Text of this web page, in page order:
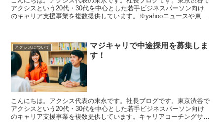
アクシスという20代・30代を中心とした若手ビジネスパーソン向け
のキャリア支援事業を複数提供しています。※yahooニュースや東洋
アクシスについて
マジキャリで中途採用を募集しま
す！
こんにちは。アクシス代表の末永です。社長ブログです。東京渋谷で
アクシスという20代・30代を中心とした若手ビジネスパーソン向け
のキャリア支援事業を複数提供しています。キャリアコーチングサー